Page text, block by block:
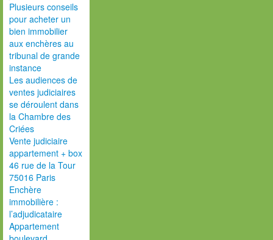
Plusieurs conseils
pour acheter un
bien immobilier
aux enchères au
tribunal de grande
instance
Les audiences de
ventes judiciaires
se déroulent dans
la Chambre des
Criées
Vente judiciaire
appartement + box
46 rue de la Tour
75016 Paris
Enchère
immobilière :
l’adjudicataire
Appartement